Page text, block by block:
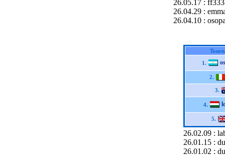
26.05.17 :
26.04.29 :
26.04.10 :
1.
2.
3.
4.
5.
26.02.09 :
26.01.15 :
26.01.02 :